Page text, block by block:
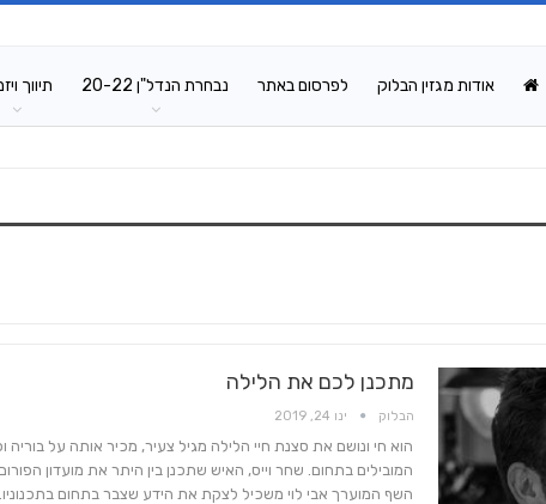
אודות מגזין הבלוק לפרסום באתר נבחרת הנדל"ן 20-22 תיווך
מתכנן לכם את הלילה
הבלוק ינו 24, 2019
הוא חי ונושם את סצנת חיי הלילה מגיל צעיר, מכיר אותה על
המובילים בתחום. שחר וייס, האיש שתכנן בין היתר את מועדון
השף המוערך אבי לוי משכיל לצקת את הידע שצבר בתחום בתכנוניו…